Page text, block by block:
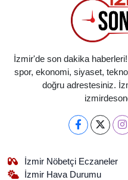
İzmir'de son dakika
spor, ekonomi, siyaset,
doğru adrestesiniz.
İzmir Nöbetçi Eczaneler
İzmir Hava Durumu